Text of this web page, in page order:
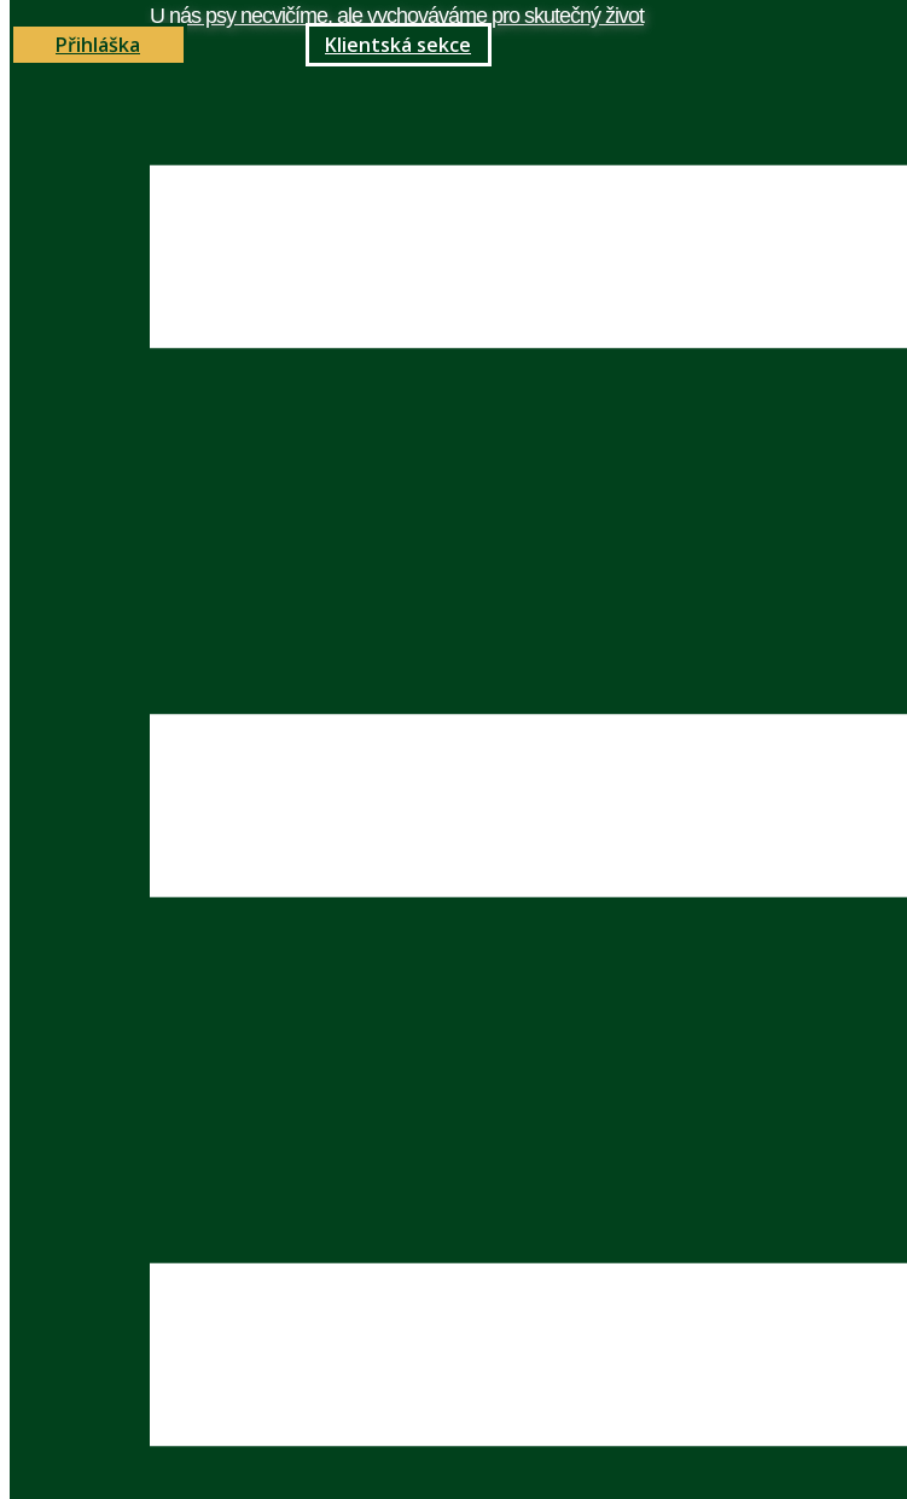
U nás psy necvičíme, ale vychováváme pro skutečný život
Přihláška Klientská sekce